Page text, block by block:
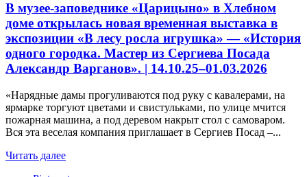
В музее-заповеднике «Царицыно» в Хлебном
доме открылась новая временная выставка в
экспозиции «В лесу росла игрушка» — «История
одного городка. Мастер из Сергиева Посада
Александр Варганов». | 14.10.25–01.03.2026
«Нарядные дамы прогуливаются под руку с кавалерами, на
ярмарке торгуют цветами и свистульками, по улице мчится
пожарная машина, а под деревом накрыт стол с самоваром.
Вся эта веселая компания приглашает в Сергиев Посад –...
Читать далее